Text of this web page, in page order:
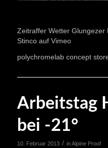
Zeitraffer Wetter Glungezer
Stinco auf Vimeo
polychromelab concept
Arbeitstag
bei -21°
10. Februar 2013 / inAlpine Proof